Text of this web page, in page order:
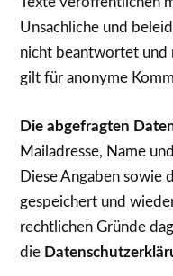
Unsachliche und
nicht beantwortet und
gilt für anonyme
Die abgefragten
Mailadresse, Name
Diese Angaben sowie
gespeichert und
rechtlichen Gründe
die